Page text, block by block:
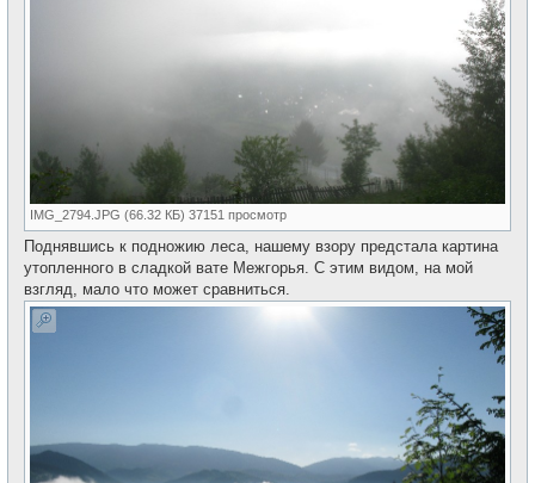
IMG_2794.JPG (66.32 КБ) 37151 просмотр
Поднявшись к подножию леса, нашему взору предстала картина
утопленного в сладкой вате Межгорья. С этим видом, на мой
взгляд, мало что может сравниться.